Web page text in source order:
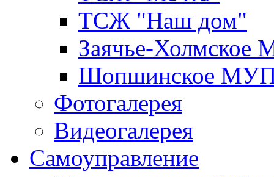
ТСЖ "Наш дом"
Заячье-
Шопшинское
Фотогалерея
Видеогалерея
Самоуправление